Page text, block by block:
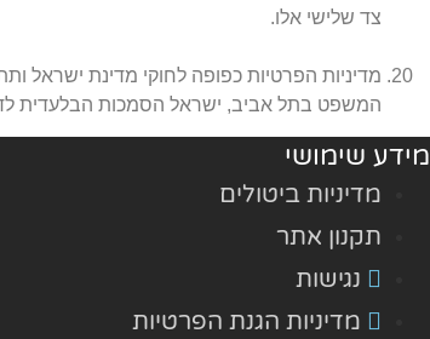
צד שלישי אלו.
מדיניות הפרטיות כפופה לחוקי מדינת
המשפט בתל אביב, ישראל הסמכות הבלעדית
מידע שימושי
מדיניות ביטולים
תקנון אתר
נגישות
מדיניות הגנת הפרטיות